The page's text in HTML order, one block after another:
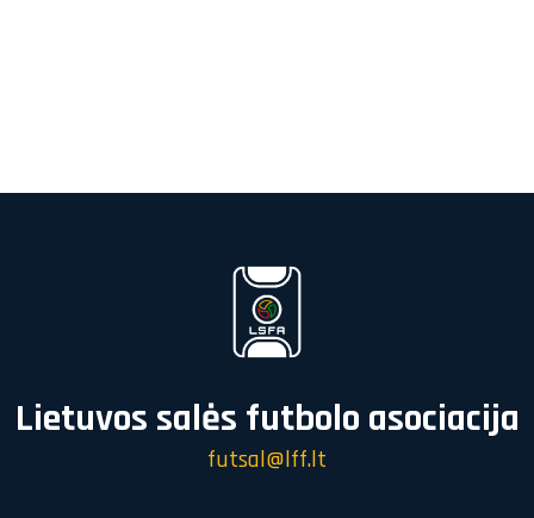
Lietuvos salės futbolo asociacija
futsal@lff.lt